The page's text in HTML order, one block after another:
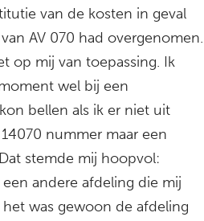
van de kosten in geval
AV 070 had overgenomen.
op mij van toepassing. Ik
wel bij een
bellen als ik er niet uit
nummer maar een
stemde mij hoopvol:
andere afdeling die mij
was gewoon de afdeling